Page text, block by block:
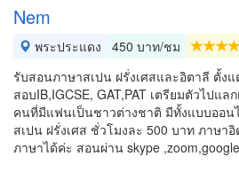
Nem
พระประแดง 450 บาท/ชม
รับสอนภาษาสเปน ฝรั่งเศสและอิตาลี ตั้ง
สอบIB,IGCSE, GAT,PAT เตรียมตัวไปแ
คนที่มีแฟนเป็นชาวต่างชาติ มีทั้งแบบออน
สเปน ฝรั่งเศส ชั่วโมงละ 500 บาท ภาษา
ภาษาได้ค่ะ สอนผ่าน skype